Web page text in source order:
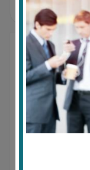
منشور بعد.